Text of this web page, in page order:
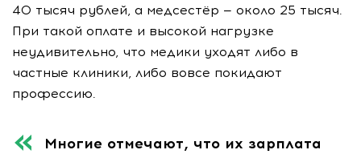
40 тысяч рублей, а медсестёр — около 25 тысяч.
При такой оплате и высокой нагрузке
неудивительно, что медики уходят либо в
частные клиники, либо вовсе покидают
профессию.
Многие отмечают, что их зарплата